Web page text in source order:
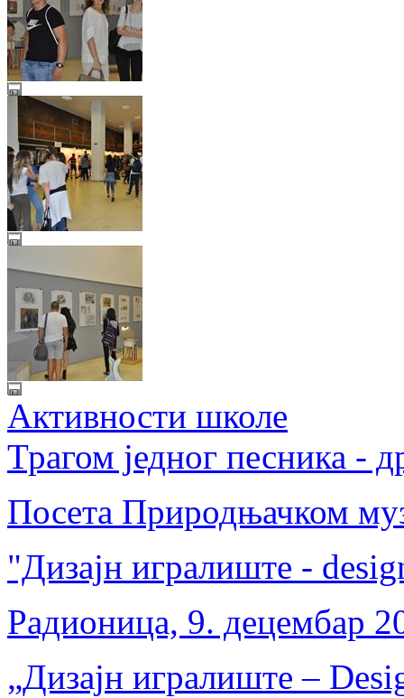
Активности школе
Трагом једног песника -
Посета Природњачком
"Дизајн игралиште -
Радионица, 9. децембар
„Дизајн игралиште –